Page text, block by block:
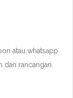
atau whatsapp
dan rancangan